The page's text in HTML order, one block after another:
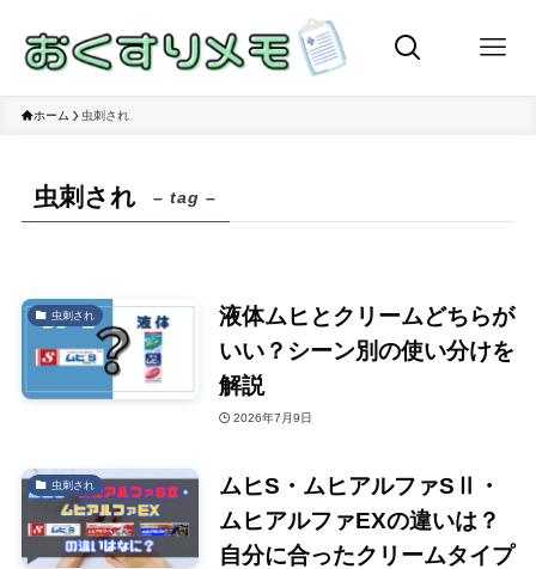
ホーム 虫刺され
虫刺され – tag –
虫刺され
液体ムヒとクリームどちらが
いい？シーン別の使い分けを
解説
2026年7月9日
虫刺され
ムヒS・ムヒアルファSⅡ・
ムヒアルファEXの違いは？
自分に合ったクリームタイプ